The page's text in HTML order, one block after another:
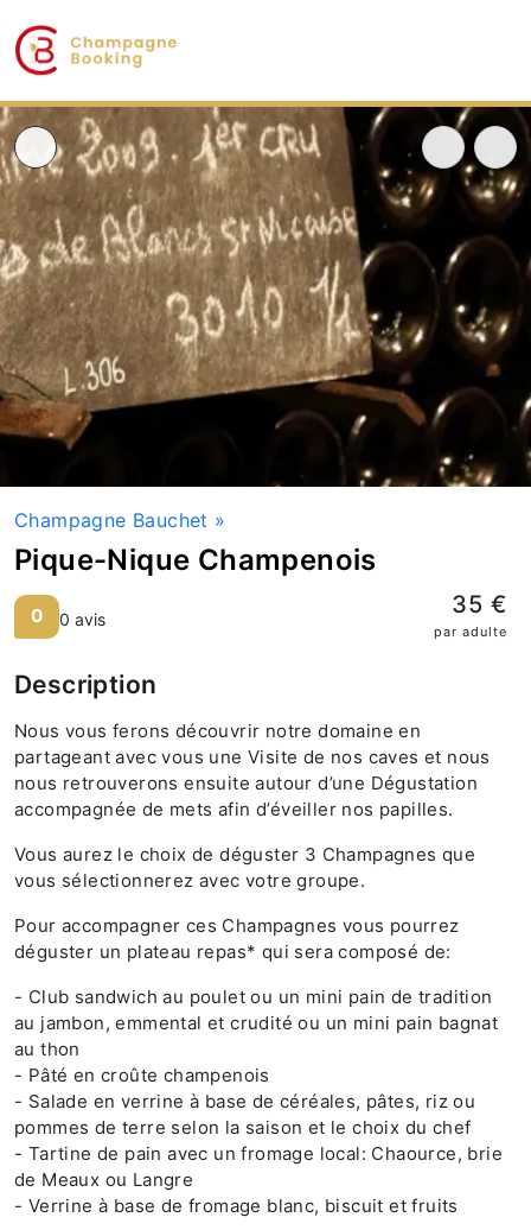
Champagne Bauchet »
Pique-Nique Champenois
0 0 avis 35 €
par adulte
Description
Nous vous ferons découvrir notre domaine en
partageant avec vous une Visite de nos caves et nous
nous retrouverons ensuite autour d’une Dégustation
accompagnée de mets afin d’éveiller nos papilles.
Vous aurez le choix de déguster 3 Champagnes que
vous sélectionnerez avec votre groupe.
Pour accompagner ces Champagnes vous pourrez
déguster un plateau repas* qui sera composé de:
- Club sandwich au poulet ou un mini pain de tradition
au jambon, emmental et crudité ou un mini pain bagnat
au thon
- Pâté en croûte champenois
- Salade en verrine à base de céréales, pâtes, riz ou
pommes de terre selon la saison et le choix du chef
- Tartine de pain avec un fromage local: Chaource, brie
de Meaux ou Langre
- Verrine à base de fromage blanc, biscuit et fruits